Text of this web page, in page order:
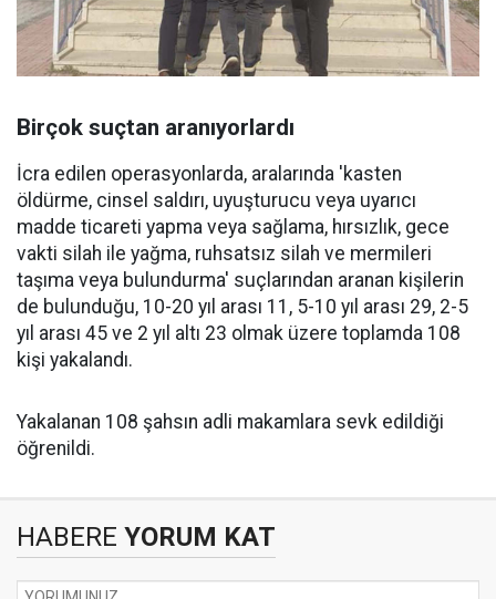
Birçok suçtan aranıyorlardı
İcra edilen operasyonlarda, aralarında 'kasten
öldürme, cinsel saldırı, uyuşturucu veya uyarıcı
madde ticareti yapma veya sağlama, hırsızlık, gece
vakti silah ile yağma, ruhsatsız silah ve mermileri
taşıma veya bulundurma' suçlarından aranan kişilerin
de bulunduğu, 10-20 yıl arası 11, 5-10 yıl arası 29, 2-5
yıl arası 45 ve 2 yıl altı 23 olmak üzere toplamda 108
kişi yakalandı.
Yakalanan 108 şahsın adli makamlara sevk edildiği
öğrenildi.
HABERE YORUM KAT